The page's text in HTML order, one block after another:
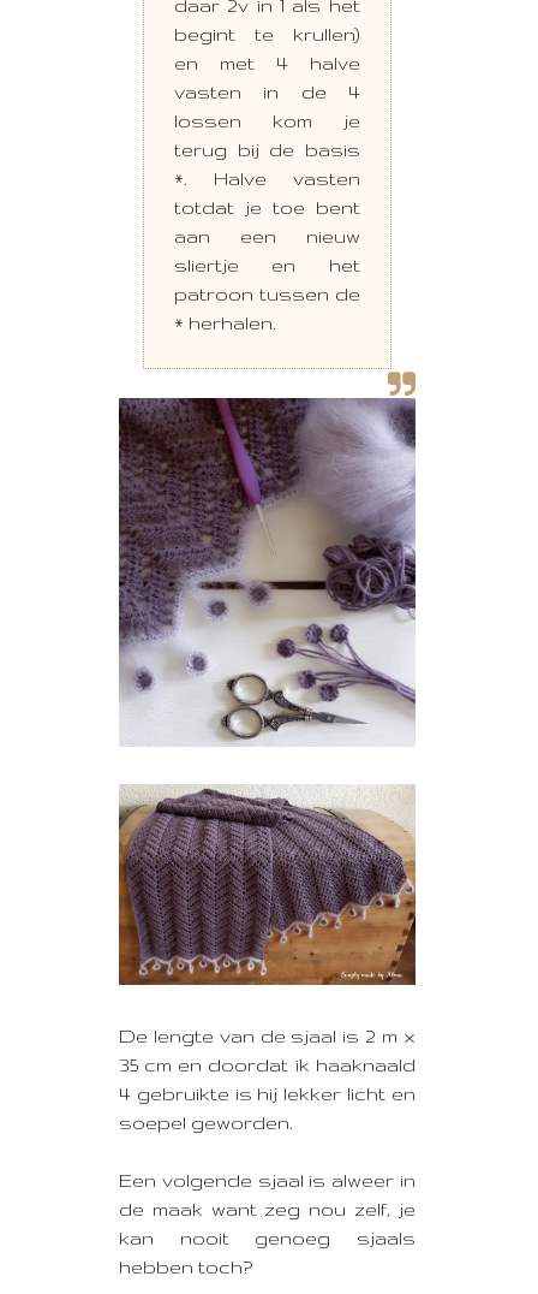
daar 2v in 1 als het
begint te krullen)
en met 4 halve
vasten in de 4
lossen kom je
terug bij de basis
*. Halve vasten
totdat je toe bent
aan een nieuw
sliertje en het
patroon tussen de
* herhalen.
De lengte van de sjaal is 2 m x
35 cm en doordat ik haaknaald
4 gebruikte is hij lekker licht en
soepel geworden.
Een volgende sjaal is alweer in
de maak want zeg nou zelf, je
kan nooit genoeg sjaals
hebben toch?